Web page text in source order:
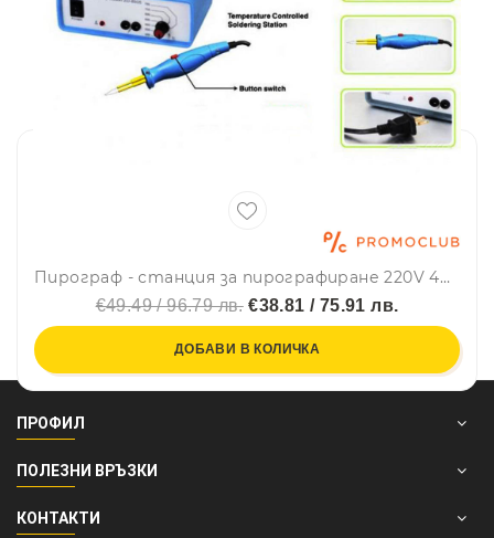
Пирограф - станция за пирографиране 220V 40W
€49.49 / 96.79 лв.€38.81 / 75.91 лв.
ДОБАВИ В КОЛИЧКА
ПРОФИЛ
ПОЛЕЗНИ ВРЪЗКИ
КОНТАКТИ